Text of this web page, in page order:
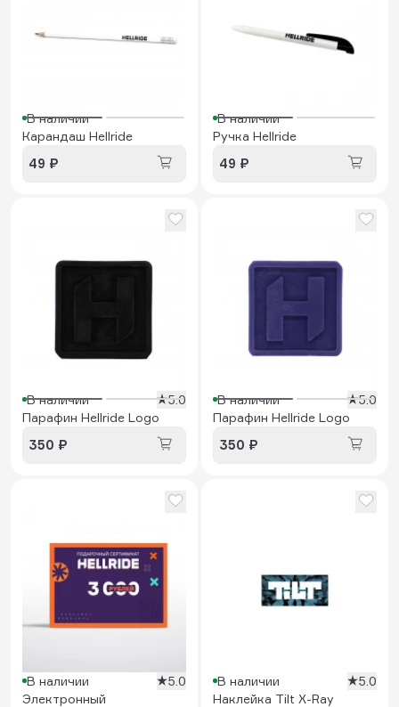
В наличии
Карандаш Hellride
49 ₽
В наличии
Ручка Hellride
49 ₽
В наличии
5.0
Парафин Hellride Logo
350 ₽
В наличии
5.0
Парафин Hellride Logo
350 ₽
В наличии
5.0
Электронный
В наличии
5.0
Наклейка Tilt X-Ray